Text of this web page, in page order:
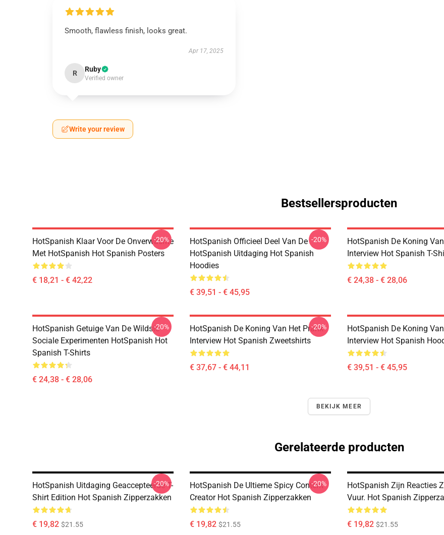
Smooth, flawless finish, looks great.
Apr 17, 2025
R Ruby
Verified owner
Write your review
Bestsellersproducten
HotSpanish Klaar Voor De Onverwachte
Met HotSpanish Hot Spanish Posters
€ 18,21 - € 42,22
-20%
HotSpanish Officieel Deel Van De
HotSpanish Uitdaging Hot Spanish
Hoodies
€ 39,51 - € 45,95
-20%
HotSpanish De Koning
Interview Hot Spanish T-
€ 24,38 - € 28,06
HotSpanish Getuige Van De Wildste
Sociale Experimenten HotSpanish Hot
Spanish T-Shirts
€ 24,38 - € 28,06
-20%
HotSpanish De Koning Van Het Prank
Interview Hot Spanish Zweetshirts
€ 37,67 - € 44,11
-20%
HotSpanish De Koning
Interview Hot Spanish
€ 39,51 - € 45,95
BEKIJK MEER
Gerelateerde producten
HotSpanish Uitdaging Geaccepteerde T-
Shirt Edition Hot Spanish Zipperzakken
€ 19,82 $21.55
-20%
HotSpanish De Ultieme Spicy Content
Creator Hot Spanish Zipperzakken
€ 19,82 $21.55
-20%
HotSpanish Zijn Reacties
Vuur. Hot Spanish
€ 19,82 $21.55